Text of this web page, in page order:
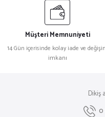
Müşteri Memnuniyeti
14 Gün içerisinde kolay iade ve
imkanı
Dikiş
0